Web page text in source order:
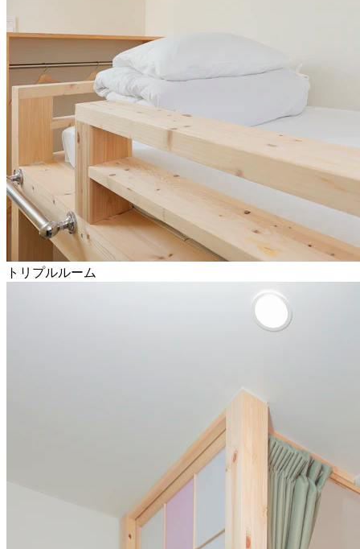
トリプルルーム